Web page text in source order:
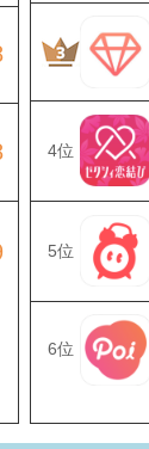
4位
5位
6位